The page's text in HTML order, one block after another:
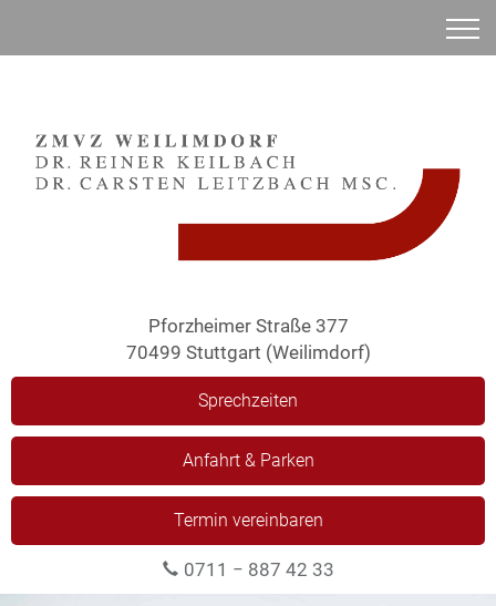
Pforzheimer Straße 377
70499 Stuttgart (Weilimdorf)
Sprechzeiten
Anfahrt & Parken
Termin vereinbaren
0711 − 887 42 33